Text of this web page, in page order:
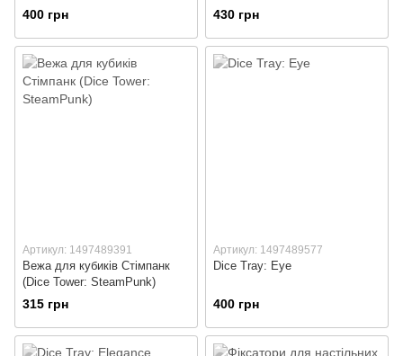
400 грн
Bay)
430 грн
Артикул: 1497489391
Вежа для кубиків Стімпанк
(Dice Tower: SteamPunk)
315 грн
Артикул: 1497489577
Dice Tray: Eye
400 грн